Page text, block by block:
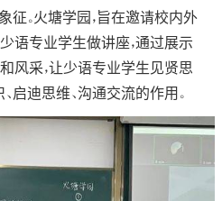
征。火塘学园，旨在邀请校内外
语专业学生做讲座，通过展示
风采，让少语专业学生见贤思
启迪思维、沟通交流的作用。